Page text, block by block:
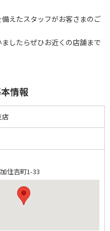
えたスタッフがお客さまのご
したらぜひお近くの店舗まで
情報
店
住吉町1-33